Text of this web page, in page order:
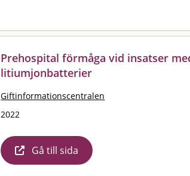
Prehospital förmåga vid insatser
litiumjonbatterier
Giftinformationscentralen
2022
Gå till sida